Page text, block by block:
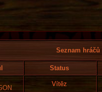
Seznam
Status
Vítěz